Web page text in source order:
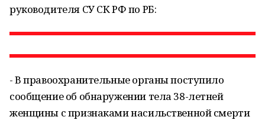
руководителя СУСКРФпо РБ:
- В правоохранительные органы поступило
сообщение об обнаружении тела 38-летней
женщины с признаками насильственной смерти